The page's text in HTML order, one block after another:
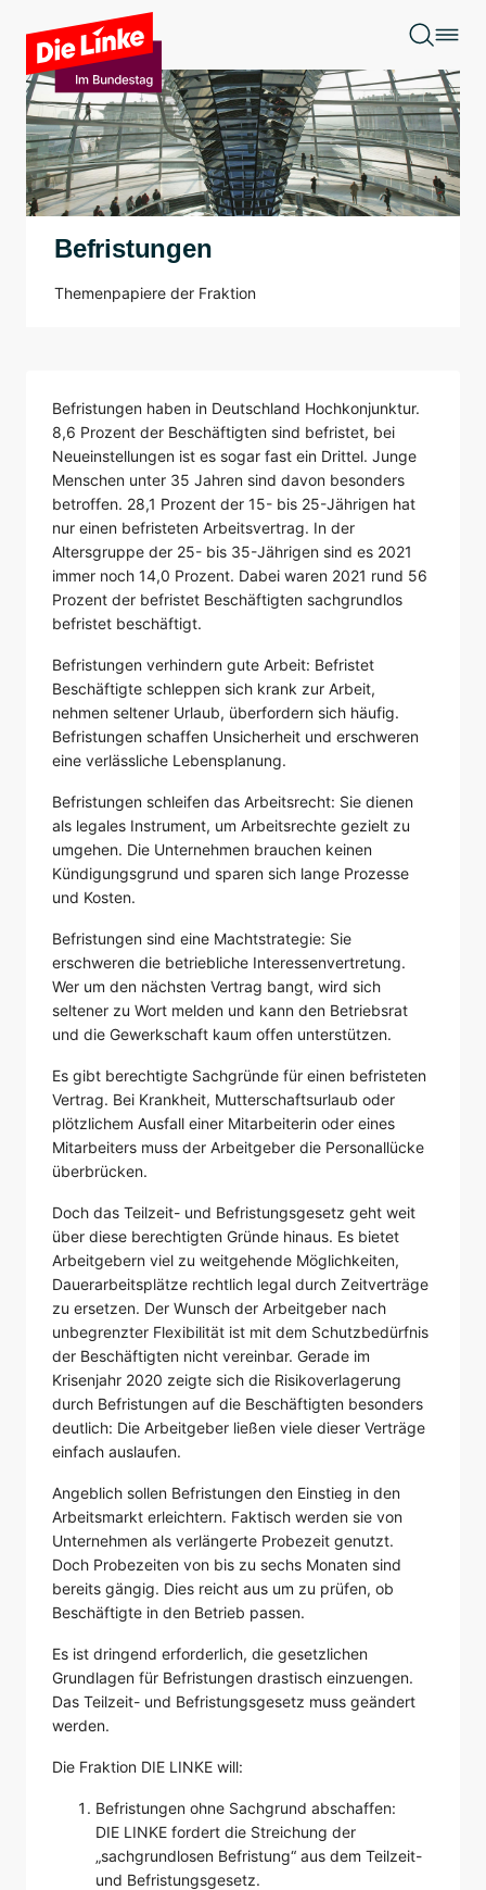
Zum Hauptinhalt springen
Befristungen
Themenpapiere der Fraktion
Befristungen haben in Deutschland Hochkonjunktur.
8,6 Prozent der Beschäftigten sind befristet, bei
Neueinstellungen ist es sogar fast ein Drittel. Junge
Menschen unter 35 Jahren sind davon besonders
betroffen. 28,1 Prozent der 15- bis 25-Jährigen hat
nur einen befristeten Arbeitsvertrag. In der
Altersgruppe der 25- bis 35-Jährigen sind es 2021
immer noch 14,0 Prozent. Dabei waren 2021 rund 56
Prozent der befristet Beschäftigten sachgrundlos
befristet beschäftigt.
Befristungen verhindern gute Arbeit: Befristet
Beschäftigte schleppen sich krank zur Arbeit,
nehmen seltener Urlaub, überfordern sich häufig.
Befristungen schaffen Unsicherheit und erschweren
eine verlässliche Lebensplanung.
Befristungen schleifen das Arbeitsrecht: Sie dienen
als legales Instrument, um Arbeitsrechte gezielt zu
umgehen. Die Unternehmen brauchen keinen
Kündigungsgrund und sparen sich lange Prozesse
und Kosten.
Befristungen sind eine Machtstrategie: Sie
erschweren die betriebliche Interessenvertretung.
Wer um den nächsten Vertrag bangt, wird sich
seltener zu Wort melden und kann den Betriebsrat
und die Gewerkschaft kaum offen unterstützen.
Es gibt berechtigte Sachgründe für einen befristeten
Vertrag. Bei Krankheit, Mutterschaftsurlaub oder
plötzlichem Ausfall einer Mitarbeiterin oder eines
Mitarbeiters muss der Arbeitgeber die Personallücke
überbrücken.
Doch das Teilzeit- und Befristungsgesetz geht weit
über diese berechtigten Gründe hinaus. Es bietet
Arbeitgebern viel zu weitgehende Möglichkeiten,
Dauerarbeitsplätze rechtlich legal durch Zeitverträge
zu ersetzen. Der Wunsch der Arbeitgeber nach
unbegrenzter Flexibilität ist mit dem Schutzbedürfnis
der Beschäftigten nicht vereinbar. Gerade im
Krisenjahr 2020 zeigte sich die Risikoverlagerung
durch Befristungen auf die Beschäftigten besonders
deutlich: Die Arbeitgeber ließen viele dieser Verträge
einfach auslaufen.
Angeblich sollen Befristungen den Einstieg in den
Arbeitsmarkt erleichtern. Faktisch werden sie von
Unternehmen als verlängerte Probezeit genutzt.
Doch Probezeiten von bis zu sechs Monaten sind
bereits gängig. Dies reicht aus um zu prüfen, ob
Beschäftigte in den Betrieb passen.
Es ist dringend erforderlich, die gesetzlichen
Grundlagen für Befristungen drastisch einzuengen.
Das Teilzeit- und Befristungsgesetz muss geändert
werden.
Die Fraktion DIE LINKE will:
Befristungen ohne Sachgrund abschaffen:
DIE LINKE fordert die Streichung der
„sachgrundlosen Befristung“ aus dem Teilzeit-
und Befristungsgesetz.